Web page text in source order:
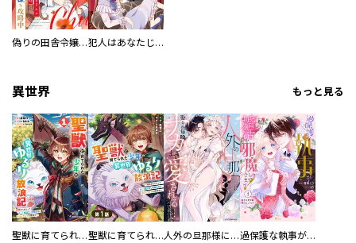
偽りの田舎令嬢、幼馴染みの王子様を攻略中～意地張る２人の恋愛攻防～ 犯人はあなたじゃなくて？～悪役令嬢の私は今日も第一容疑者として断罪されかける～
異世界 もっと見る
聖獣に育てられた少年の異世界ゆるり放浪記～神様からもらったチート魔法で、仲間たちとスローライフを満喫中～ 聖獣に育てられた少年の異世界ゆるり放浪記～神様からもらったチート魔法で、仲間たちとスローライフを満喫中～【分冊版】 人外の旦那様に娶られ毎晩ナカまで愛される…。アンソロジー 過保護な執事が私の婚活を邪魔してきます！ 分冊版